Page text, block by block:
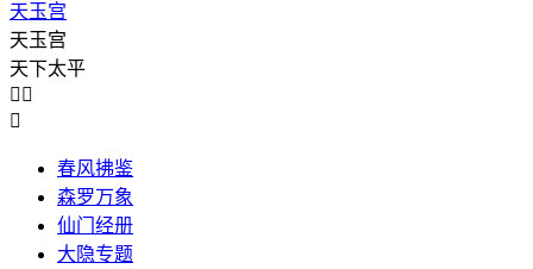
天玉宫
天玉宫
天下太平
 

春风拂鉴
森罗万象
仙门经册
大隐专题